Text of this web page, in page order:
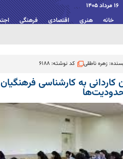
16 مرداد 1405
خانه هنری اقتصادی فرهنگی
زهره ناطقی کد نوشته: 6188